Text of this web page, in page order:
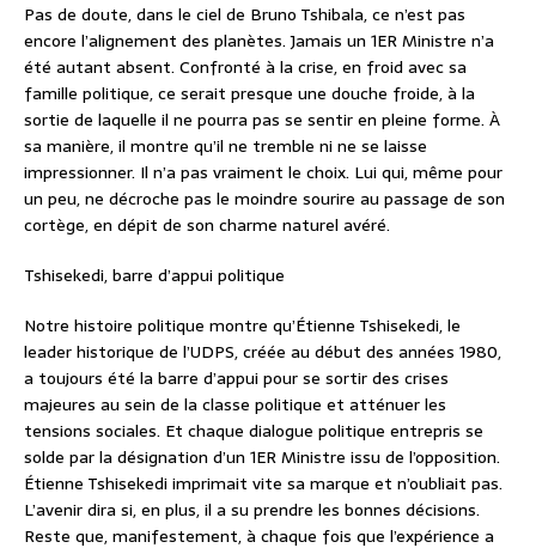
Pas de doute, dans le ciel de Bruno Tshibala, ce n’est pas
encore l’alignement des planètes. Jamais un 1ER Ministre n’a
été autant absent. Confronté à la crise, en froid avec sa
famille politique, ce serait presque une douche froide, à la
sortie de laquelle il ne pourra pas se sentir en pleine forme. À
sa manière, il montre qu’il ne tremble ni ne se laisse
impressionner. Il n’a pas vraiment le choix. Lui qui, même pour
un peu, ne décroche pas le moindre sourire au passage de son
cortège, en dépit de son charme naturel avéré.
Tshisekedi, barre d’appui politique
Notre histoire politique montre qu’Étienne Tshisekedi, le
leader historique de l’UDPS, créée au début des années 1980,
a toujours été la barre d’appui pour se sortir des crises
majeures au sein de la classe politique et atténuer les
tensions sociales. Et chaque dialogue politique entrepris se
solde par la désignation d’un 1ER Ministre issu de l’opposition.
Étienne Tshisekedi imprimait vite sa marque et n’oubliait pas.
L’avenir dira si, en plus, il a su prendre les bonnes décisions.
Reste que, manifestement, à chaque fois que l’expérience a